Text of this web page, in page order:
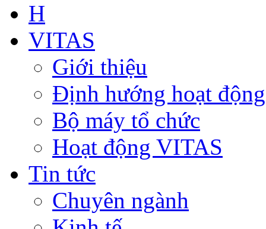
H
VITAS
Giới thiệu
Định hướng hoạt động
Bộ máy tổ chức
Hoạt động VITAS
Tin tức
Chuyên ngành